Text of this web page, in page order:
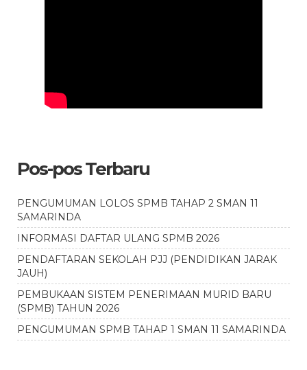
Pos-pos Terbaru
PENGUMUMAN LOLOS SPMB TAHAP 2 SMAN 11
SAMARINDA
INFORMASI DAFTAR ULANG SPMB 2026
PENDAFTARAN SEKOLAH PJJ (PENDIDIKAN JARAK
JAUH)
PEMBUKAAN SISTEM PENERIMAAN MURID BARU
(SPMB) TAHUN 2026
PENGUMUMAN SPMB TAHAP 1 SMAN 11 SAMARINDA